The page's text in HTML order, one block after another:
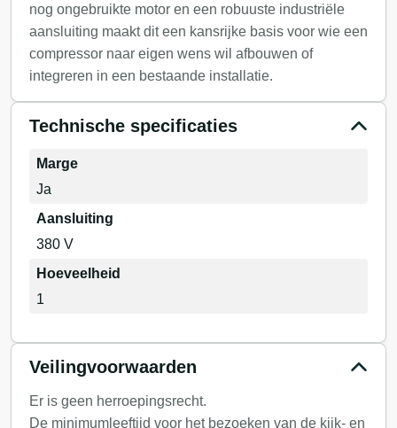
nog ongebruikte motor en een robuuste industriële
aansluiting maakt dit een kansrijke basis voor wie een
compressor naar eigen wens wil afbouwen of
integreren in een bestaande installatie.
Technische specificaties
Marge
Ja
Aansluiting
380 V
Hoeveelheid
1
Veilingvoorwaarden
Er is geen herroepingsrecht.
De minimumleeftijd voor het bezoeken van de kijk- en